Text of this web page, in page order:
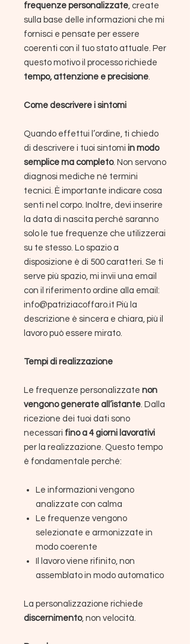
frequenze personalizzate , create
sulla base delle informazioni che mi
fornisci e pensate per essere
coerenti con il tuo stato attuale. Per
questo motivo il processo richiede
tempo, attenzione e precisione
Come descrivere i sintomi
Quando effettui l’ordine, ti chiedo
di descrivere i tuoi sintomi in modo
semplice ma completo. Non servono
diagnosi mediche né termini
tecnici. È importante indicare cosa
senti nel corpo. Inoltre, devi inserire
la data di nascita perché saranno
solo le tue frequenze che utilizzerai
su te stesso. Lo spazio a
disposizione è di 500 caratteri. Se ti
serve più spazio, mi invii una email
con il riferimento ordine alla email:
info@patriziacoffaro.it Più la
descrizione è sincera e chiara, più il
lavoro può essere mirato.
Tempi di realizzazione
Le frequenze personalizzate non
vengono generate all’istante . Dalla
ricezione dei tuoi dati sono
necessari fino a 4 giorni lavorativi
per la realizzazione. Questo tempo
è fondamentale perché:
Le informazioni vengono
analizzate con calma
Le frequenze vengono
selezionate e armonizzate in
modo coerente
Il lavoro viene rifinito, non
assemblato in modo automatico
La personalizzazione richiede
discernimento, non velocità.